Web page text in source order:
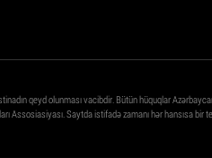
qeyd olunması vacibdir. Bütün hüquqlar
Assosiasiyası. Saytda istifadə zamanı hər hansısa